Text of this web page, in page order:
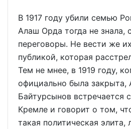
В 1917 году убили семью
Алаш Орда тогда не знала,
переговоры. Не вести же
публикой, которая
Тем не мнее, в 1919 году,
официально была закрыта,
Байтурсынов встречается
Кремле и говорит о том,
такая политическая элита,